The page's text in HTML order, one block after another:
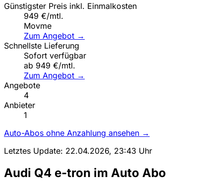
Günstigster Preis inkl. Einmalkosten
949 €/mtl.
Movme
Zum Angebot →
Schnellste Lieferung
Sofort verfügbar
ab 949 €/mtl.
Zum Angebot →
Angebote
4
Anbieter
1
Auto-Abos ohne Anzahlung ansehen →
Letztes Update: 22.04.2026, 23:43 Uhr
Audi Q4 e-tron im Auto Abo